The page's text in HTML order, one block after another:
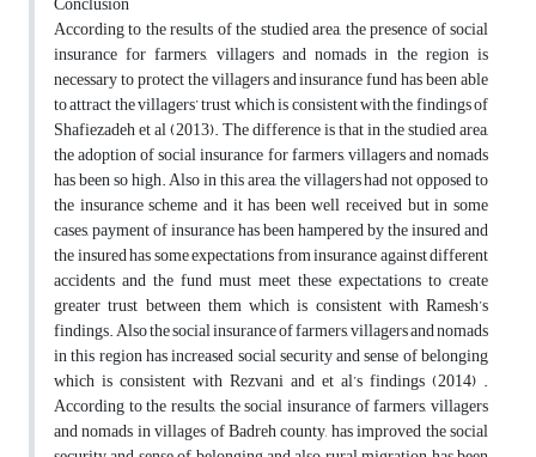
According to the results of the studied area, the presence of social
insurance for farmers, villagers and nomads in the region is
necessary to protect the villagers and insurance fund has been able
to attract the villagers’ trust which is consistent with the findings of
Shafiezadeh et al (2013). The difference is that in the studied area,
the adoption of social insurance for farmers, villagers and nomads
has been so high. Also in this area, the villagers had not opposed to
the insurance scheme and it has been well received but in some
cases, payment of insurance has been hampered by the insured and
the insured has some expectations from insurance against different
accidents and the fund must meet these expectations to create
greater trust between them which is consistent with Ramesh’s
findings. Also the social insurance of farmers, villagers and nomads
in this region has increased social security and sense of belonging
which is consistent with Rezvani and et al’s findings (2014) .
According to the results, the social insurance of farmers, villagers
and nomads in villages of Badreh county, has improved the social